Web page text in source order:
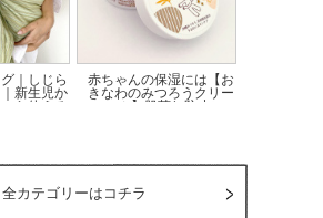
ているので、安心素材なので赤ちゃんのファーストト
物にも喜ばれます。
さは多少異なります。
どは、予告なく変更する場合がございます。予めご
｜しじら
新生児か
ら使える
円(税込)
赤ちゃんの保湿には【お
きなわのみつろうクリー
ム】肌荒れ防止に...
全カテゴリーはコチラ